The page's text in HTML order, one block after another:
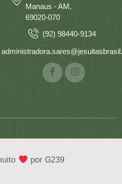
Manaus - AM,
69020-070
(92) 98440-9134
por G239